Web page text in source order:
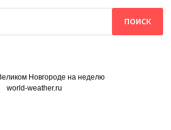
Новгороде на неделю
world-weather.ru